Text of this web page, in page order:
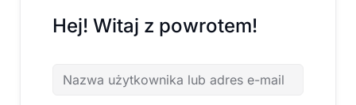
Hej! Witaj z powrotem!